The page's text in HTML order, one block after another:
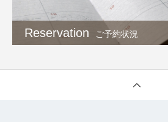
Reservation ご予約状況